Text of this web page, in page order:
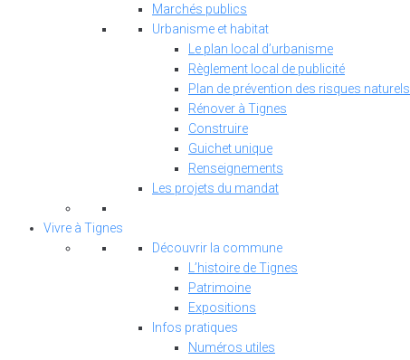
Marchés publics
Urbanisme et habitat
Le plan local d’urbanisme
Règlement local de publicité
Plan de prévention des risques naturels
Rénover à Tignes
Construire
Guichet unique
Renseignements
Les projets du mandat
Vivre à Tignes
Découvrir la commune
L’histoire de Tignes
Patrimoine
Expositions
Infos pratiques
Numéros utiles